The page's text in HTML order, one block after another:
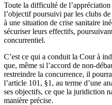
Toute la difficulté de
l’objectif poursuivi par les clubs
à une situation de crise sanitaire
sécuriser leurs effectifs,
concurrentiel.
C’est ce qui a conduit la Cour à
que, même si l’accord de non-
restreindre la concurrence, il
l’article 101, §1, au terme d’une
ses objectifs, ce que la juridiction
manière précise.